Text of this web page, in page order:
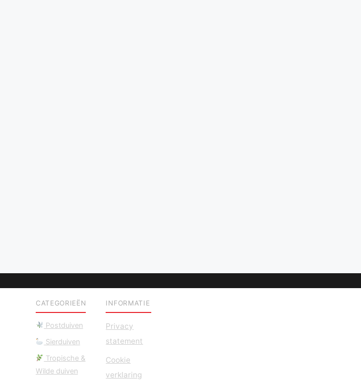
CATEGORIEËN
Postduiven
Sierduiven
Tropische &
Wilde duiven
INFORMATIE
Privacy
statement
Cookie
verklaring